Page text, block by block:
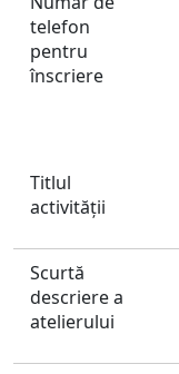
telefon
pentru
înscriere
Titlul
activităţii
Scurtă
descriere a
atelierului